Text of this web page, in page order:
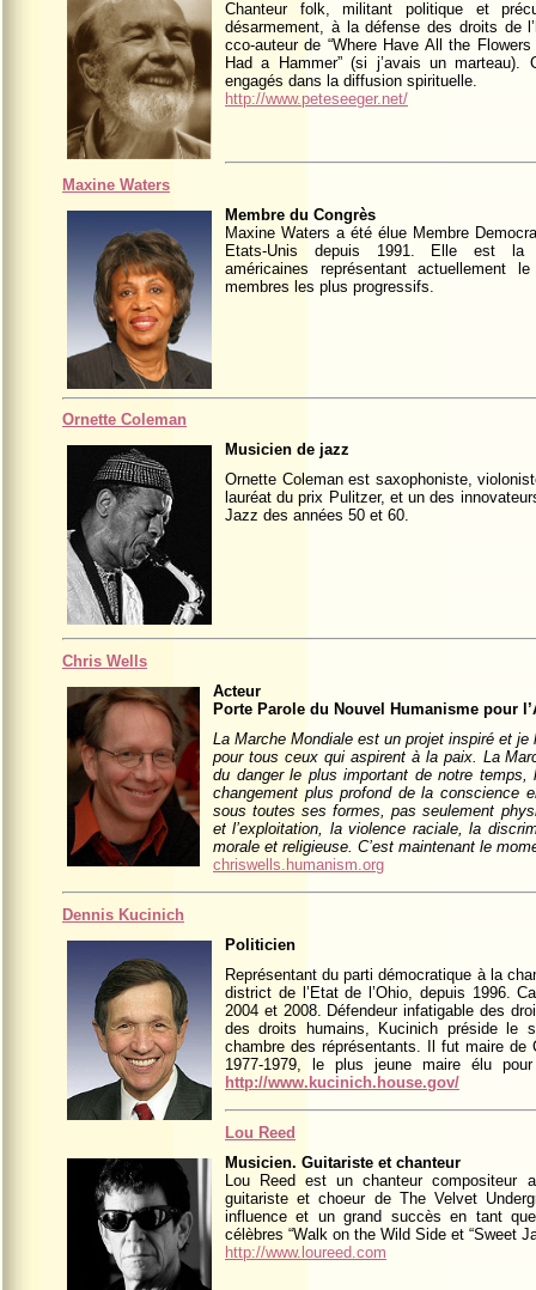
Chanteur folk, militant politique et
désarmement, à la défense des droits de
cco-auteur de “Where Have All the
Had a Hammer” (si j’avais un marteau).
engagés dans la diffusion spirituelle.
http://www.peteseeger.net/
Maxine Waters
Membre du Congrès
Maxine Waters a été élue Membre
Etats-Unis depuis 1991. Elle est la
américaines représentant actuellement
membres les plus progressifs.
Ornette Coleman
Musicien de jazz
Ornette Coleman est saxophoniste,
lauréat du prix Pulitzer, et un des
Jazz des années 50 et 60.
Chris Wells
Acteur
Porte Parole du Nouvel Humanisme pour
La Marche Mondiale est un projet inspiré et
pour tous ceux qui aspirent à la paix. La
du danger le plus important de notre
changement plus profond de la conscience
sous toutes ses formes, pas seulement
et l’exploitation, la violence raciale, la
morale et religieuse. C’est maintenant le
chriswells.humanism.org
Dennis Kucinich
Politicien
Représentant du parti démocratique à la
district de l’Etat de l’Ohio, depuis 1996.
2004 et 2008. Défendeur infatigable des
des droits humains, Kucinich préside le
chambre des réprésentants. Il fut maire de
1977-1979, le plus jeune maire élu
http://www.kucinich.house.gov/
Lou Reed
Musicien. Guitariste et chanteur
Lou Reed est un chanteur compositeur
guitariste et choeur de The Velvet
influence et un grand succès en tant
célèbres “Walk on the Wild Side et “Sweet
http://www.loureed.com